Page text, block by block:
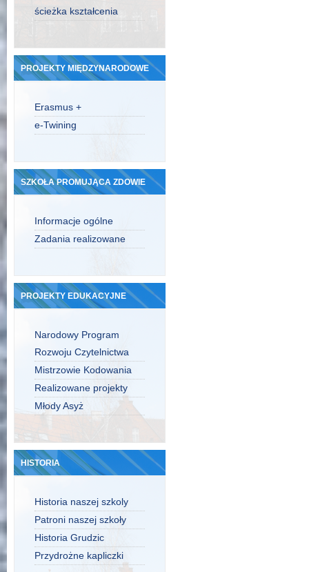
ścieżka kształcenia
PROJEKTY MIĘDZYNARODOWE
Erasmus +
e-Twining
SZKOŁA PROMUJĄCA ZDOWIE
Informacje ogólne
Zadania realizowane
PROJEKTY EDUKACYJNE
Narodowy Program
Rozwoju Czytelnictwa
Mistrzowie Kodowania
Realizowane projekty
Młody Asyż
HISTORIA
Historia naszej szkoly
Patroni naszej szkoły
Historia Grudzic
Przydrożne kapliczki